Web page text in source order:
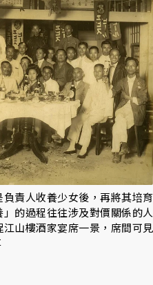
責人收養少女後，再將其培育
的過程往往涉及對價關係的人
山樓酒家宴席一景，席間可見